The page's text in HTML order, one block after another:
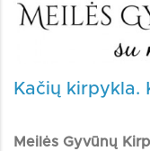
Kačių kirpykla.
Meilės Gyvūnų